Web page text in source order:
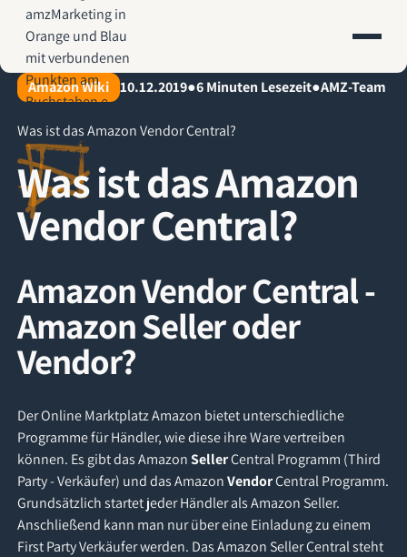
AMZ-Marketing.de - Amazon Agentur für profitables Wachstum
Amazon Wiki 10.12.2019●6Minuten Lesezeit●AMZ-Team
Was ist das Amazon Vendor Central?
Was ist das Amazon
Vendor Central?
Amazon Vendor Central -
Amazon Seller oder
Vendor?
Der Online Marktplatz Amazon bietet unterschiedliche
Programme für Händler, wie diese ihre Ware vertreiben
können. Es gibt das AmazonSellerCentral Programm (Third
Party - Verkäufer) und das AmazonVendorCentral Programm.
Grundsätzlich startet jeder Händler als Amazon Seller.
Anschließend kann man nur über eine Einladung zu einem
First Party Verkäufer werden. Das Amazon Seller Central steht